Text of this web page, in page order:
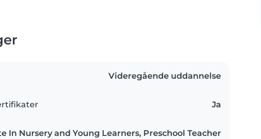
Videregående uddannelse
Ja
In Nursery and Young Learners, Preschool Teacher